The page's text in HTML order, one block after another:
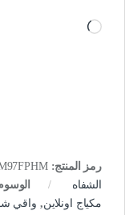
جاري التحميل…
رمز المنتج:
الشفاه
مكياج اونلاين, واقي